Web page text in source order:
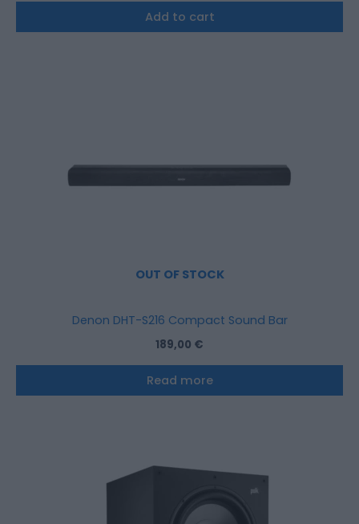
Add to cart
OUT OF STOCK
Denon DHT-S216 Compact Sound Bar
189,00 €
Read more